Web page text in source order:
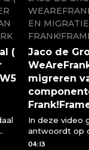
(
EN
Jaco de
migreren
In deze video
antwoordt op
vragen over
04:13